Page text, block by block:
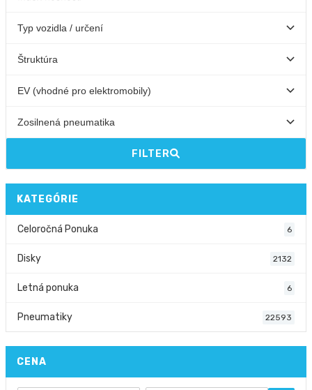
FILTER
KATEGÓRIE
Celoročná Ponuka 6
Disky 2132
Letná ponuka 6
Pneumatiky 22593
CENA